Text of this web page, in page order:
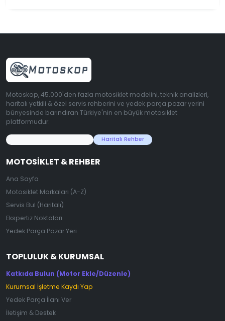
Motoskop, 45.000'den fazla motosiklet modelini, teknik analizleri,
haritalı yetkili & özel servis rehberini ve yedek parça pazar yerini
bünyesinde barındıran Türkiye'nin en büyük motosiklet
platformudur.
Haritalı Rehber
MOTOSIKLET & REHBER
Ana Sayfa
Motosiklet Markaları (A-Z)
Servis Bul (Haritalı)
Ekspertiz Noktaları
Yedek Parça Pazar Yeri
TOPLULUK & KURUMSAL
Katkıda Bulun (Motor Ekle/Düzenle)
Kurumsal İşletme Kaydı Yap
Yedek Parça İlanı Ver
İletişim & Destek